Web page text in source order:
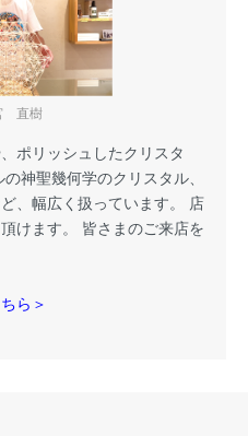
直樹
ポリッシュしたクリスタ
神聖幾何学のクリスタル、
、幅広く扱っています。 店
けます。 皆さまのご来店を
ら＞